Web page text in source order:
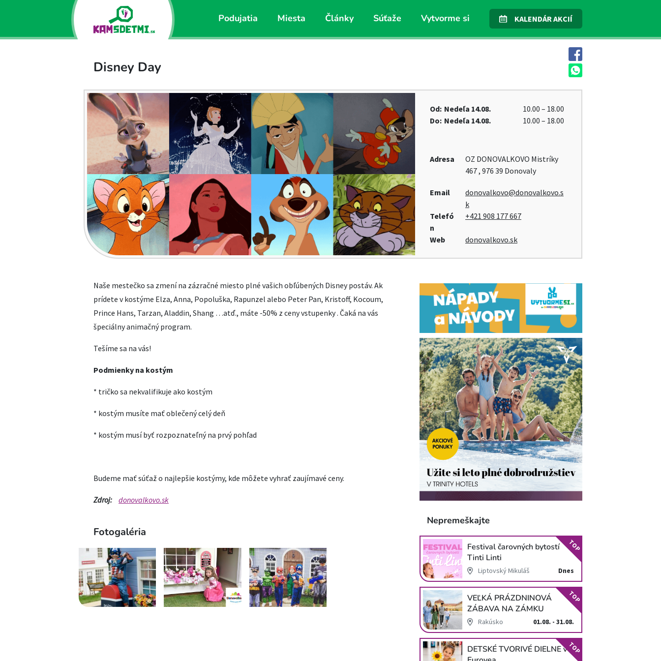
Podujatia Miesta Články Súťaže Vytvorme si KALENDÁR AKCIÍ
Disney Day
Od: Nedeľa 14.08.
10.00 – 18.00
Do: Nedeľa 14.08. 10.00 – 18.00
Adresa
OZ DONOVALKOVO Mistríky
467 , 976 39 Donovaly
Email
donovalkovo@donovalkovo.s
k
Telefó
n
+421 908 177 667
Web donovalkovo.sk
Naše mestečko sa zmení na zázračné miesto plné vašich obľúbených Disney postáv. Ak
prídete v kostýme Elza, Anna, Popoluška, Rapunzel alebo Peter Pan, Kristoff, Kocoum,
Prince Hans, Tarzan, Aladdin, Shang …atď., máte -50% z ceny vstupenky . Čaká na vás
špeciálny animačný program.
Tešíme sa na vás!
Podmienky na kostým
* tričko sa nekvalifikuje ako kostým
* kostým musíte mať oblečený celý deň
* kostým musí byť rozpoznateľný na prvý pohľad
Budeme mať súťaž o najlepšie kostýmy, kde môžete vyhrať zaujímavé ceny.
Zdroj: donovalkovo.sk
Fotogaléria
Nepremeškajte
Festival čarovných bytostí
Tinti Linti
Liptovský Mikuláš Dnes
TOP
VEĽKÁ PRÁZDNINOVÁ
ZÁBAVA NA ZÁMKU
SCHLOSS HOF
Rakúsko 01.08. - 31.08.
TOP
DETSKÉ TVORIVÉ DIELNE vTOP